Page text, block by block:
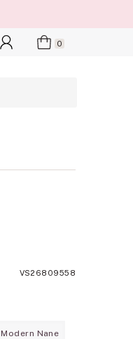
0
VS26809558
Modern Nane